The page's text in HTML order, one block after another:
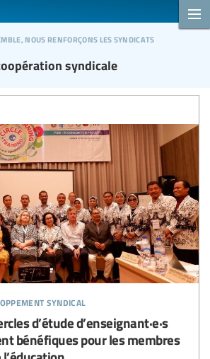
syndicale
nous renforçons les syndicats
syndical
d’étude d’enseignant·e·s
bénéfiques pour les membres